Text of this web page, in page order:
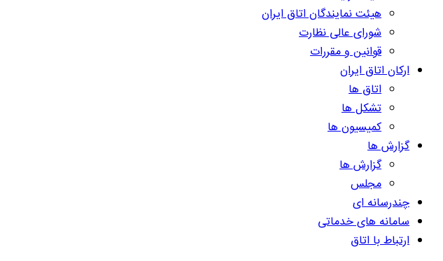
هیئت نمایندگان اتاق ایران
شورای عالی نظارت
قوانین و مقررات
ارکان اتاق ایران
اتاق ها
تشکل ها
کمیسیون ها
گزارش ها
گزارش ها
مجلس
چندرسانه ای
سامانه های خدماتی
ارتباط با اتاق